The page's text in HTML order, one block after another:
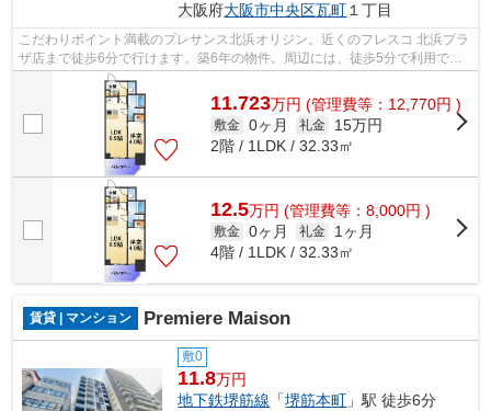
大阪府大阪市中央区瓦町１丁目
こだわりポイント満載のプレサンス北浜オリジン。近くのフレスコ 北浜プラ
ザ店まで徒歩6分で行けます。築6年の物件。周辺には、徒歩5分で利用でき
る駅があります。当社スタッフが地域...
11.723万円 (管理費等：12,770円 )
敷金 0ヶ月 礼金
15万円
2階 / 1LDK / 32.33㎡
12.5万円 (管理費等：8,000円 )
敷金 0ヶ月 礼金
1ヶ月
4階 / 1LDK / 32.33㎡
賃貸 | マンション Premiere Maison
敷0
11.8万円
地下鉄堺筋線 「堺筋本町 」駅 徒歩6分